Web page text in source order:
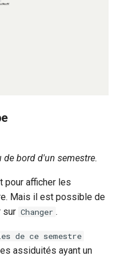
bord d'un semestre.
pour afficher les
Mais il est possible de
sur Changer .
de ce semestre
assiduités ayant un